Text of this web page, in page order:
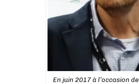
En juin 2017 à l’occasion de